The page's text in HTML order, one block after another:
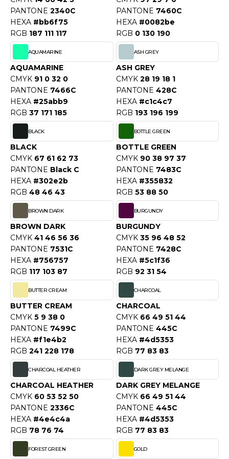
SHIRT
SHIRT
PROFESSIONNELLE
- BLOUSON
COOL
HOODS
T'S
SERIE
GEN
MORNING STUDIOS
SEGURIDAD
DUICK
PANTONE 2340C
HEXA #bb6f75
RGB 187 111 117
PANTONE 7460C
HEXA #0082be
RGB 0 130 190
AQUAMARINE
AQUAMARINE
CMYK 91 0 32 0
PANTONE 7466C
HEXA #25abb9
RGB 37 171 185
ASH GREY
ASH GREY
CMYK 28 19 18 1
PANTONE 428C
HEXA #c1c4c7
RGB 193 196 199
BLACK
BLACK
CMYK 67 61 62 73
PANTONE Black C
HEXA #302e2b
RGB 48 46 43
BOTTLE GREEN
BOTTLE GREEN
CMYK 90 38 97 37
PANTONE 7483C
HEXA #355832
RGB 53 88 50
BROWN DARK
BROWN DARK
CMYK 41 46 56 36
PANTONE 7531C
HEXA #756757
RGB 117 103 87
BURGUNDY
BURGUNDY
CMYK 35 96 48 52
PANTONE 7428C
HEXA #5c1f36
RGB 92 31 54
BUTTER CREAM
BUTTER CREAM
CMYK 5 9 38 0
PANTONE 7499C
HEXA #f1e4b2
RGB 241 228 178
CHARCOAL
CHARCOAL
CMYK 66 49 51 44
PANTONE 445C
HEXA #4d5353
RGB 77 83 83
CHARCOAL HEATHER
CHARCOAL HEATHER
CMYK 60 53 52 50
PANTONE 2336C
HEXA #4e4c4a
RGB 78 76 74
DARK GREY MELANGE
DARK GREY MELANGE
CMYK 66 49 51 44
PANTONE 445C
HEXA #4d5353
RGB 77 83 83
FOREST GREEN GOLD